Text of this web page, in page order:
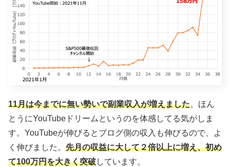
11月は今までに無い勢いで副業収入が増えました。ほん
とうにYouTubeドリームというのを体感してる気がしま
す。YouTubeが伸びるとブログ側の収入も伸びるので、よ
く伸びました。 先月の収益に大して２倍以上に増え、初め
て100万円を大きく突破しています。